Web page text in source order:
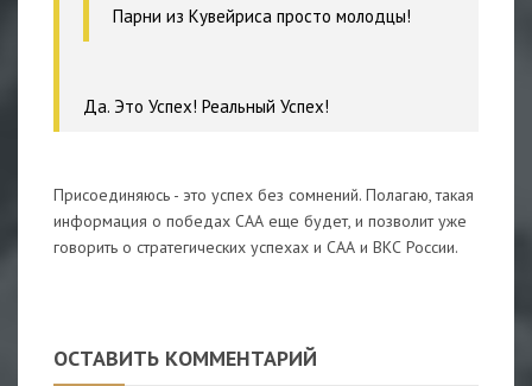
Парни из Кувейриса просто молодцы!
Да. Это Успех! Реальный Успех!
Присоединяюсь - это успех без сомнений. Полагаю, такая
информация о победах САА еще будет, и позволит уже
говорить о стратегических успехах и САА и ВКС России.
ОСТАВИТЬ КОММЕНТАРИЙ